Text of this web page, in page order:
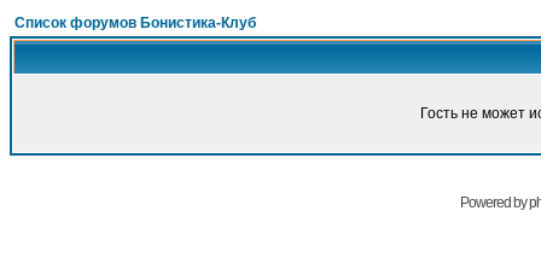
Список форумов Бонистика-Клуб
Гость не может
Powered by